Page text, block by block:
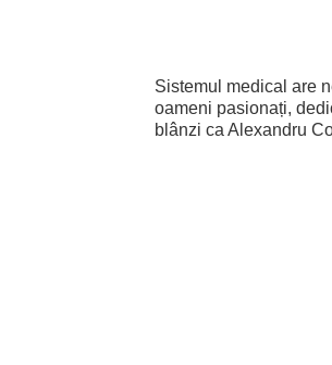
Sistemul medical are
oameni pasionați,
blânzi ca Alexandru